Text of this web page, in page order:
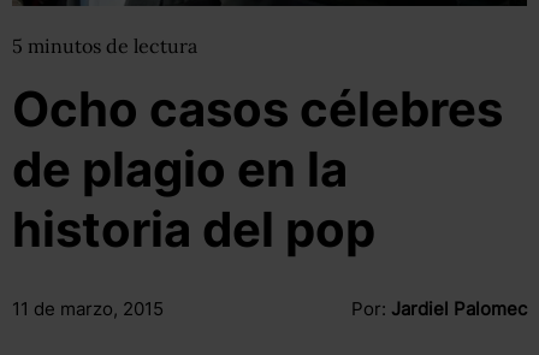
5 minutos de lectura
Ocho casos célebres
de plagio en la
historia del pop
11 de marzo, 2015 Por: Jardiel Palomec